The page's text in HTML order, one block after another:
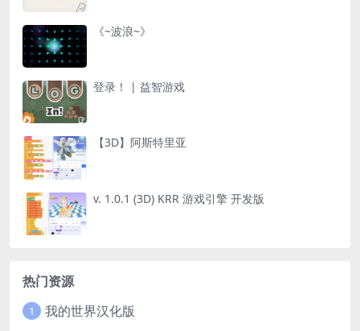
《~波浪~》
登录！ | 益智游戏
【3D】阿斯特里亚
v. 1.0.1 (3D) KRR 游戏引擎 开发版
热门资源
1 我的世界汉化版